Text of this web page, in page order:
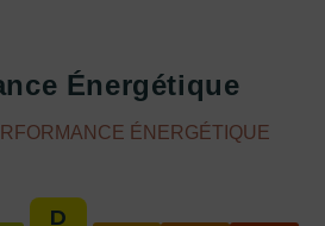
Énergétique
ÉNERGÉTIQUE
D